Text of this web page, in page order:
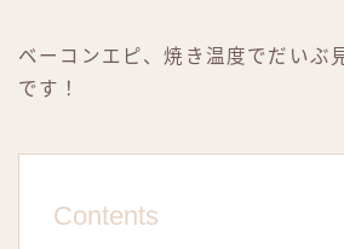
ベーコンエピ、焼き温度でだいぶ
です！
Contents